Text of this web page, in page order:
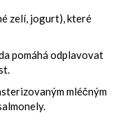
zelí, jogurt), které
pomáhá odplavovat
mléčným